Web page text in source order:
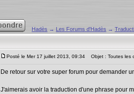
Hadès → Les Forums d'Hadès →
Posté le Mer 17 juillet 2013, 09:34 Objet : Toutes les
De retour sur votre super forum pour demander
J'aimerais avoir la traduction d'une phrase pour